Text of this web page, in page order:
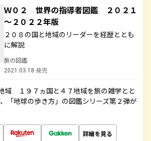
Ｗ０２ 世界の指導者図鑑 ２０２１
～２０２２年版
２０８の国と地域のリーダーを経歴ととも
に解説
旅の図鑑
2021.03.18 発売
域 １９７ヵ国と４７地域を旅の雑学とと
「地球の歩き方」の図鑑シリーズ第２弾が
詳細を見る